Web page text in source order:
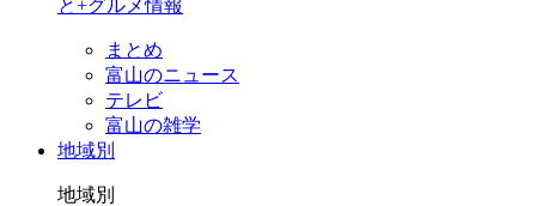
と+グルメ情報
まとめ
富山のニュース
テレビ
富山の雑学
地域別
地域別